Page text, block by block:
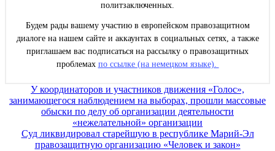
политзаключенных.
Будем рады вашему участию в европейском правозащитном
диалоге на нашем сайте и аккаунтах в социальных сетях, а также
приглашаем вас подписаться на рассылку о правозащитных
проблемах по ссылке (на немецком языке).
Навигация
по
У координаторов и участников движения «Голос»,
занимающегося наблюдением на выборах, прошли массовые
обыски по делу об организации деятельности
«нежелательной» организации
Суд ликвидировал старейшую в республике Марий-Эл
правозащитную организацию «Человек и закон»